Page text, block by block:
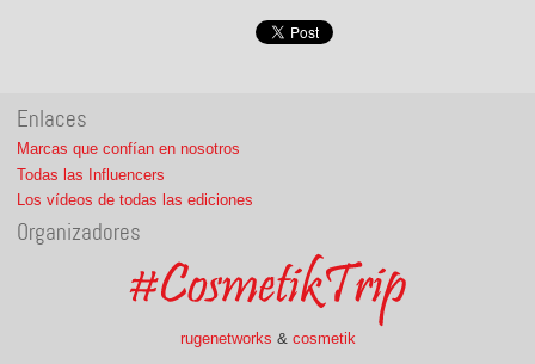
Enlaces
Marcas que confían en nosotros
Todas las Influencers
Los vídeos de todas las ediciones
Organizadores
rugenetworks & cosmetik